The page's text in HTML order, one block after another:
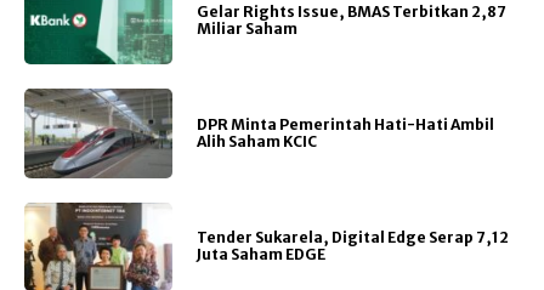
Gelar Rights Issue, BMAS Terbitkan 2,87
Miliar Saham
DPR Minta Pemerintah Hati-Hati Ambil
Alih Saham KCIC
Tender Sukarela, Digital Edge Serap 7,12
Juta Saham EDGE